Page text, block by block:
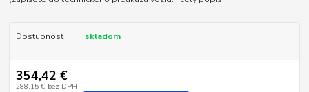
Dostupnosť skladom
354,42 €
288,15 € bez DPH